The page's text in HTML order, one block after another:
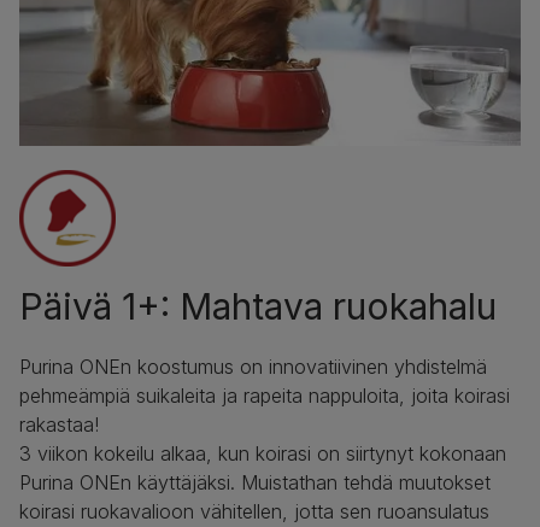
Päivä 1+: Mahtava ruokahalu
Purina ONEn koostumus on innovatiivinen yhdistelmä
pehmeämpiä suikaleita ja rapeita nappuloita, joita koirasi
rakastaa!
3 viikon kokeilu alkaa, kun koirasi on siirtynyt kokonaan
Purina ONEn käyttäjäksi. Muistathan tehdä muutokset
koirasi ruokavalioon vähitellen, jotta sen ruoansulatus